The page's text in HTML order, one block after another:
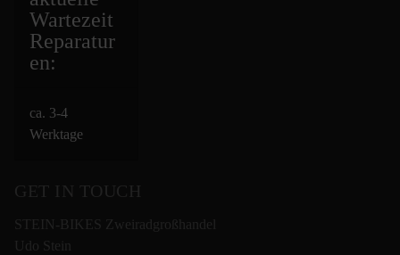
Wartezeit
Reparatur
en:
ca. 3-4
Werktage
GET IN TOUCH
STEIN-BIKES Zweiradgroßhandel
Udo Stein